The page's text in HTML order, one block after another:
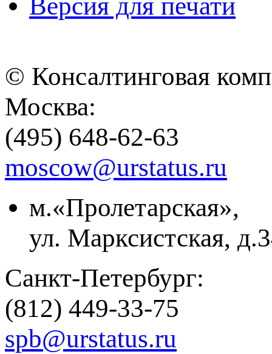
© Консалтинговая
Москва:
(495) 648-62-63
moscow@urstatus.ru
м.«Пролетарская»,
ул. Марксистская,
Санкт-Петербург:
(812) 449-33-75
spb@urstatus.ru